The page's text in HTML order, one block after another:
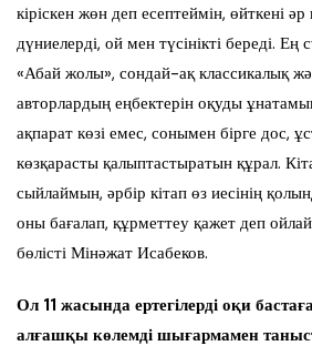
кіріскен жөн деп есептеймін, өйткені әр
дүниелерді, ой мен түсінікті береді.
«Абай жолы», сондай-ақ классикалық
авторлардың еңбектерін оқуды
ақпарат көзі емес, сонымен бірге дос,
көзқарасты қалыптастыратын құрал.
сыйлаймын, әрбір кітап өз иесінің
оны бағалап, құрметтеу қажет деп
бөлісті Мінәжат Исабеков.
Ол 11 жасында ертегілерді оқи
алғашқы көлемді шығармамен